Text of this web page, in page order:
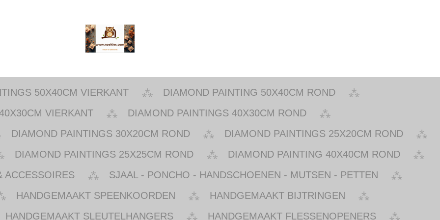
50X40CM VIERKANT
DIAMOND PAINTING 50X40CM ROND
VIERKANT
DIAMOND PAINTINGS 40X30CM ROND
DIAMOND PAINTINGS 30X20CM ROND
DIAMOND PAINTINGS 25X20CM ROND
DIAMOND PAINTINGS 25X25CM ROND
DIAMOND PAINTING 40X40CM ROND
ACCESSOIRES
SJAAL - PONCHO - HANDSCHOENEN - MUTSEN - PETTEN
HANDGEMAAKT SPEENKOORDEN
HANDGEMAAKT BIJTRINGEN
HANDGEMAAKT SLEUTELHANGERS
HANDGEMAAKT FLESSENOPENERS